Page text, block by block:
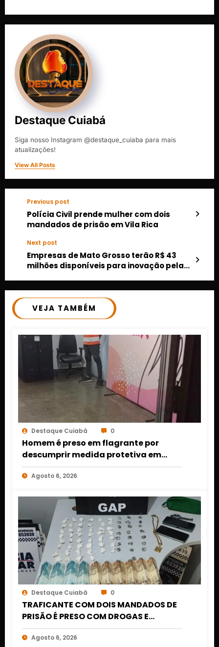
Destaque Cuiabá
Siga nosso Instagram @destaque_cuiaba para mais
atualizações!
View All Posts
Previous post
Polícia Civil prende mulher com dois
mandados de prisão em Vila Rica
Next post
Empresas de Mato Grosso terão R$ 43
milhões disponíveis para inovação pela
VEJA TAMBÉM
Destaque Cuiabá 0
Homem é preso em flagrante por
descumprir medida protetiva em
Cuiabá após acionamento de botão
do pânico
Agosto 6, 2026
Destaque Cuiabá 0
TRAFICANTE COM DOIS MANDADOS DE
PRISÃO É PRESO COM DROGAS E
DINHEIRO NO 1º DE MARÇO EM CUIABÁ
Agosto 6, 2026